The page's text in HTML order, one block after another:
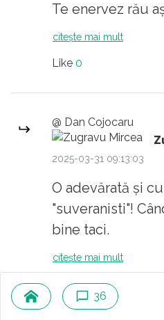
Te enervez rău
citește mai mult
Like 0
@ Dan Cojocaru
2025-03-31 09:13:03
O adevărată și
"suveranisti"!
bine taci.
citește mai mult
Like1
36